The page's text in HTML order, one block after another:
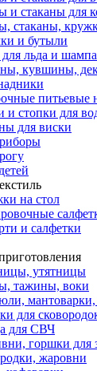
и стаканы для
стаканы,
и бутыли
льда и
кувшины,
питьевые
стопки для
для виски
на стол
и салфетки
утятницы
тажины, воки
мантоварки,
для
для СВЧ
горшки для
жаровни